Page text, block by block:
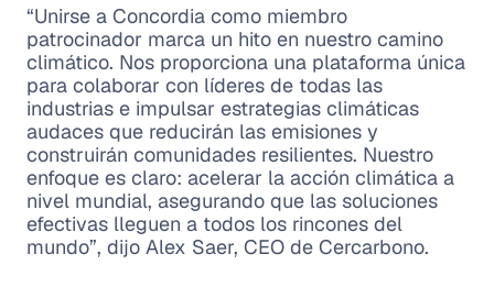
“Unirse a Concordia como miembro
patrocinador marca un hito en nuestro camino
climático. Nos proporciona una plataforma única
para colaborar con líderes de todas las
industrias e impulsar estrategias climáticas
audaces que reducirán las emisiones y
construirán comunidades resilientes. Nuestro
enfoque es claro: acelerar la acción climática a
nivel mundial, asegurando que las soluciones
efectivas lleguen a todos los rincones del
mundo”, dijo Alex Saer, CEO de Cercarbono.